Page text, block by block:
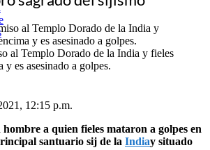
al Templo Dorado de la India y fieles
y es asesinado a golpes.
12:15 p.m.
a quien fieles mataron a golpes en
santuario sij de la Indiay situado